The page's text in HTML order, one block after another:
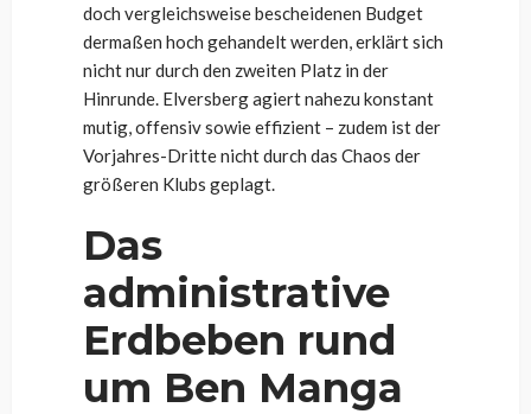
doch vergleichsweise bescheidenen Budget
dermaßen hoch gehandelt werden, erklärt sich
nicht nur durch den zweiten Platz in der
Hinrunde. Elversberg agiert nahezu konstant
mutig, offensiv sowie effizient – zudem ist der
Vorjahres-Dritte nicht durch das Chaos der
größeren Klubs geplagt.
Das
administrative
Erdbeben rund
um Ben Manga